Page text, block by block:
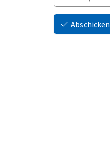
Abschicken